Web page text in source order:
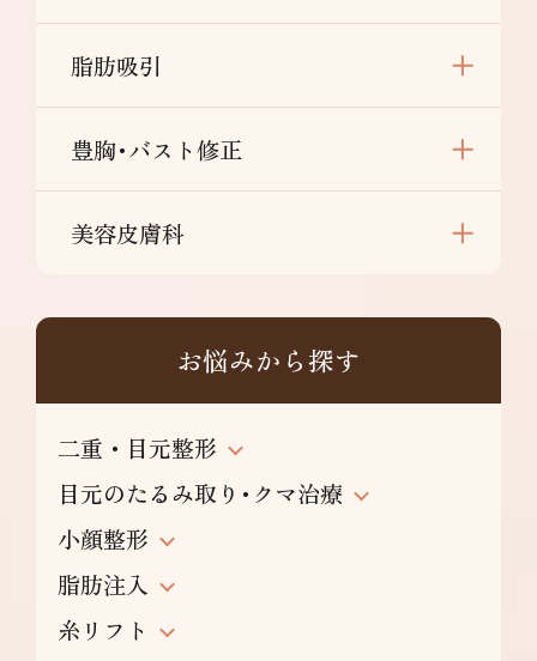
脂肪吸引
豊胸･バスト修正
美容皮膚科
お悩みから探す
二重・目元整形
目元のたるみ取り･クマ治療
小顔整形
脂肪注入
糸リフト